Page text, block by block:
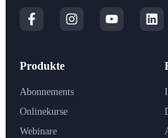
Produkte
Abonnements
Onlinekurse
Webinare